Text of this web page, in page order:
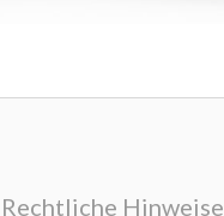
Rechtliche Hinweise